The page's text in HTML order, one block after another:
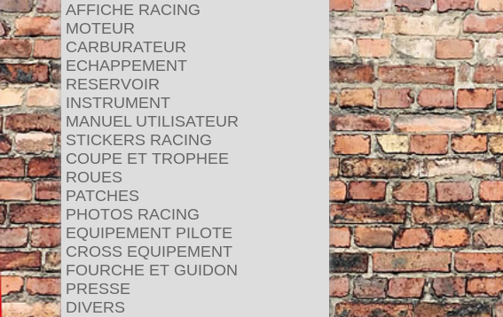
AFFICHE RACING
MOTEUR
CARBURATEUR
ECHAPPEMENT
RESERVOIR
INSTRUMENT
MANUEL UTILISATEUR
STICKERS RACING
COUPE ET TROPHEE
ROUES
PATCHES
PHOTOS RACING
EQUIPEMENT PILOTE
CROSS EQUIPEMENT
FOURCHE ET GUIDON
PRESSE
DIVERS